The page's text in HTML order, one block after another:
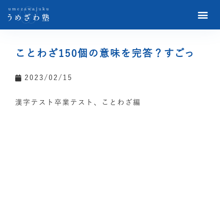
ことわざ150個の意味を完答？すごっ
2023/02/15
漢字テスト卒業テスト、ことわざ編